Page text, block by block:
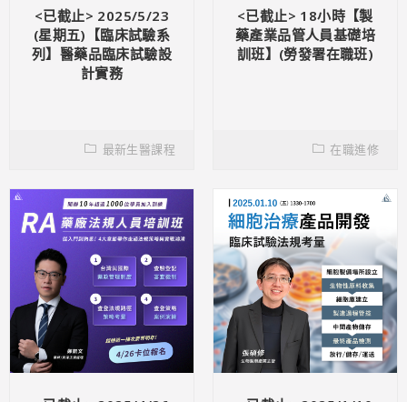
<已截止> 2025/5/23
(星期五)【臨床試驗系
列】醫藥品臨床試驗設
計實務
最新生醫課程
<已截止> 18小時【製
藥產業品管人員基礎培
訓班】(勞發署在職班)
在職進修